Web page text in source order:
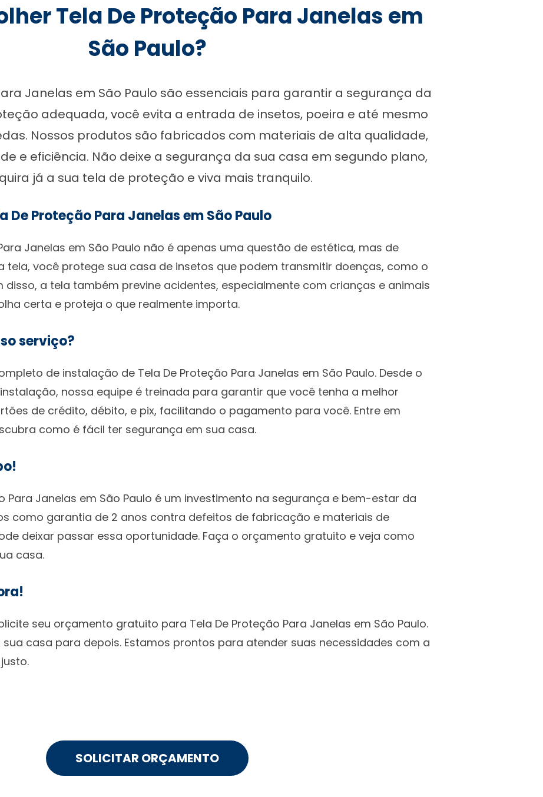
Tela De Proteção Para Janelas em
São Paulo?
Janelas em São Paulo são essenciais para garantir a segurança da
adequada, você evita a entrada de insetos, poeira e até mesmo
Nossos produtos são fabricados com materiais de alta qualidade,
e eficiência. Não deixe a segurança da sua casa em segundo plano,
já a sua tela de proteção e viva mais tranquilo.
De Proteção Para Janelas em São Paulo
Janelas em São Paulo não é apenas uma questão de estética, mas de
tela, você protege sua casa de insetos que podem transmitir doenças, como o
disso, a tela também previne acidentes, especialmente com crianças e animais
certa e proteja o que realmente importa.
serviço?
de instalação de Tela De Proteção Para Janelas em São Paulo. Desde o
nossa equipe é treinada para garantir que você tenha a melhor
de crédito, débito, e pix, facilitando o pagamento para você. Entre em
como é fácil ter segurança em sua casa.
Para Janelas em São Paulo é um investimento na segurança e bem-estar da
como garantia de 2 anos contra defeitos de fabricação e materiais de
deixar passar essa oportunidade. Faça o orçamento gratuito e veja como
casa.
seu orçamento gratuito para Tela De Proteção Para Janelas em São Paulo.
casa para depois. Estamos prontos para atender suas necessidades com a
SOLICITAR ORÇAMENTO